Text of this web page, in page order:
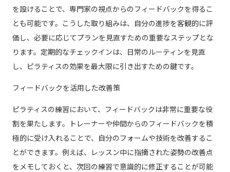
を設けることで、専門家の視点からのフィードバックを得るこ
とも可能です。こうした取り組みは、自分の進捗を客観的に評
価し、必要に応じてプランを見直すための重要なステップとな
ります。定期的なチェックインは、日常のルーティンを見直
し、ピラティスの効果を最大限に引き出すための鍵です。
フィードバックを活用した改善策
ピラティスの練習において、フィードバックは非常に重要な役
割を果たします。トレーナーや仲間からのフィードバックを積
極的に受け入れることで、自分のフォームや技術を改善するこ
とができます。例えば、レッスン中に指摘された姿勢の改善点
をメモしておくと、次回の練習で意識的に修正することが可能